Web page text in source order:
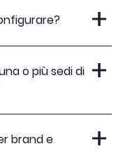
o più sedi di
brand e